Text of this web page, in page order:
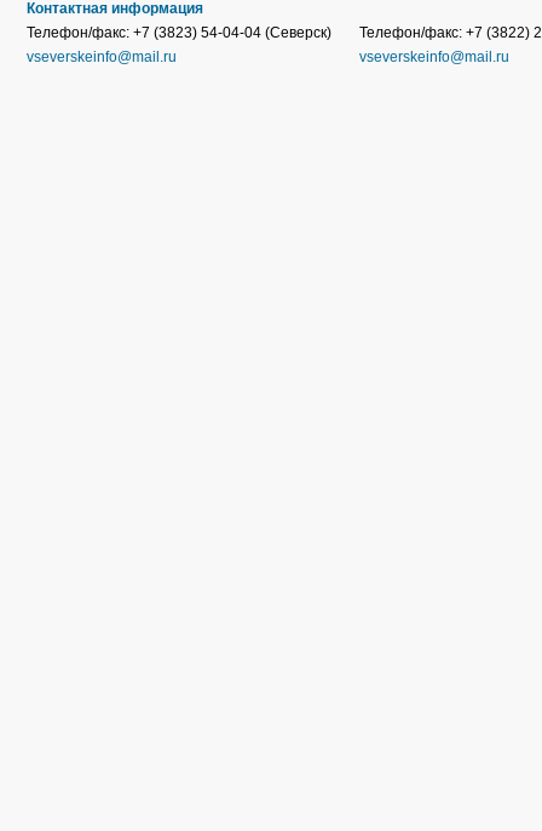
Контактная информация
Телефон/факс: +7 (3823) 54-04-04 (Северск)
vseverskeinfo@mail.ru
Телефон/факс: +7 (3822)
vseverskeinfo@mail.ru